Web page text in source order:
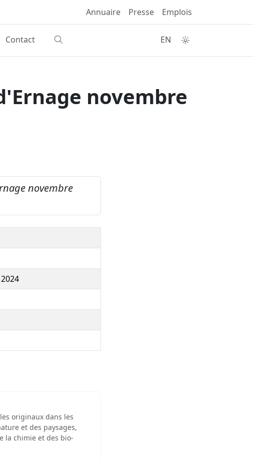
Annuaire Presse Emplois
Contact EN
novembre
novembre
originaux dans les
et des paysages,
la chimie et des bio-